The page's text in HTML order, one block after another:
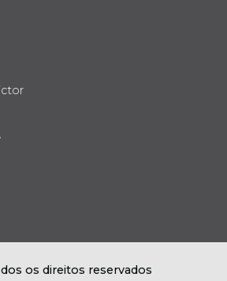
os direitos reservados